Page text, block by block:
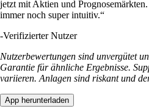
jetzt mit Aktien und
immer noch super intuitiv.“
-Verifizierter Nutzer
Nutzerbewertungen sind unvergütet
Garantie für ähnliche Ergebnisse.
variieren. Anlagen sind riskant und
App herunterladen